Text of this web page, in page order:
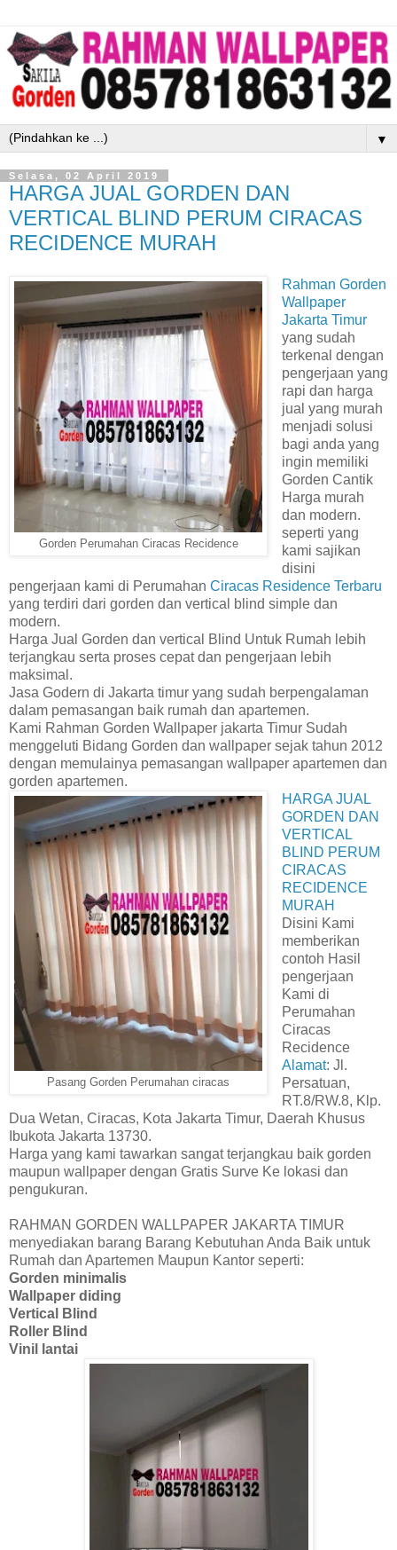
▼
Selasa, 02 April 2019
HARGA JUAL GORDEN DAN
VERTICAL BLIND PERUM CIRACAS
RECIDENCE MURAH
Gorden Perumahan Ciracas Recidence
Rahman Gorden
Wallpaper
Jakarta Timur
yang sudah
terkenal dengan
pengerjaan yang
rapi dan harga
jual yang murah
menjadi solusi
bagi anda yang
ingin memiliki
Gorden Cantik
Harga murah
dan modern.
seperti yang
kami sajikan
disini
pengerjaan kami di Perumahan Ciracas Residence Terbaru
yang terdiri dari gorden dan vertical blind simple dan
modern.
Harga Jual Gorden dan vertical Blind Untuk Rumah lebih
terjangkau serta proses cepat dan pengerjaan lebih
maksimal.
Jasa Godern di Jakarta timur yang sudah berpengalaman
dalam pemasangan baik rumah dan apartemen.
Kami Rahman Gorden Wallpaper jakarta Timur Sudah
menggeluti Bidang Gorden dan wallpaper sejak tahun 2012
dengan memulainya pemasangan wallpaper apartemen dan
gorden apartemen.
Pasang Gorden Perumahan ciracas
HARGA JUAL
GORDEN DAN
VERTICAL
BLIND PERUM
CIRACAS
RECIDENCE
MURAH
Disini Kami
memberikan
contoh Hasil
pengerjaan
Kami di
Perumahan
Ciracas
Recidence
Alamat: Jl.
Persatuan,
RT.8/RW.8, Klp.
Dua Wetan, Ciracas, Kota Jakarta Timur, Daerah Khusus
Ibukota Jakarta 13730.
Harga yang kami tawarkan sangat terjangkau baik gorden
maupun wallpaper dengan Gratis Surve Ke lokasi dan
pengukuran.
RAHMAN GORDEN WALLPAPER JAKARTA TIMUR
menyediakan barang Barang Kebutuhan Anda Baik untuk
Rumah dan Apartemen Maupun Kantor seperti:
Gorden minimalis
Wallpaper diding
Vertical Blind
Roller Blind
Vinil lantai